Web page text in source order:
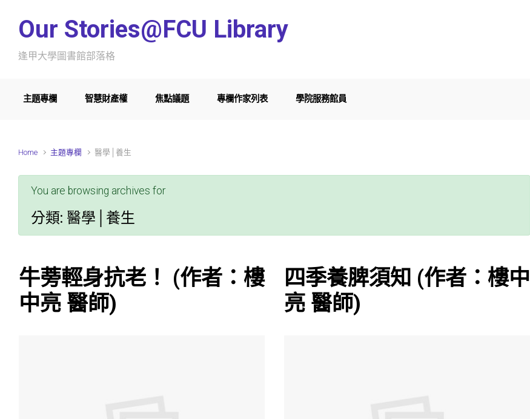
Our Stories@FCU Library
逢甲大學圖書館部落格
主題專欄 智慧財產權 焦點議題 專欄作家列表 學院服務館員
Home 主題專欄 醫學│養生
You are browsing archives for
分類: 醫學│養生
牛蒡輕身抗老！ (作者：樓
中亮 醫師)
四季養脾須知 (作者：樓中
亮 醫師)